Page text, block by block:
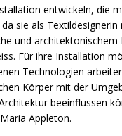
entwickeln, die
sie als
und
Für ihre Installation
Technologien
Körper mit der
beeinflussen
Appleton.